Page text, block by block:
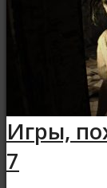
Игры,
7